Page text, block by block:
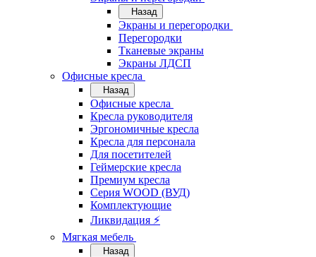
Назад
Экраны и перегородки
Перегородки
Тканевые экраны
Экраны ЛДСП
Офисные кресла
Назад
Офисные кресла
Кресла руководителя
Эргономичные кресла
Кресла для персонала
Для посетителей
Геймерские кресла
Премиум кресла
Серия WOOD (ВУД)
Комплектующие
Ликвидация ⚡
Мягкая мебель
Назад